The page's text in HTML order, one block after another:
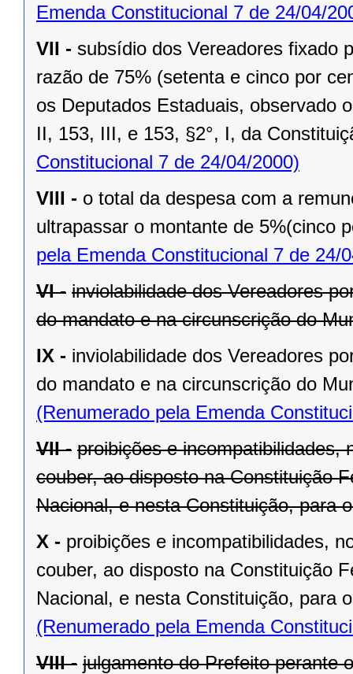
Emenda Constitucional 7 de 24/04/
VII - subsídio dos Vereadores fixado
razão de 75% (setenta e cinco por
os Deputados Estaduais, observado
II, 153, III, e 153, §2°, I, da
Constitucional 7 de 24/04/2000)
VIII - o total da despesa com a
ultrapassar o montante de 5%(cinco
pela Emenda Constitucional 7 de 24/
VI - inviolabilidade dos Vereadores
do mandato e na circunscrição do
IX - inviolabilidade dos Vereadores
do mandato e na circunscrição do
(Renumerado pela Emenda
VII - proibições e incompatibilidades,
couber, ao disposto na Constituição
Nacional, e nesta Constituição, para
X - proibições e incompatibilidades,
couber, ao disposto na Constituição
Nacional, e nesta Constituição, para
(Renumerado pela Emenda
VIII - julgamento do Prefeito perante